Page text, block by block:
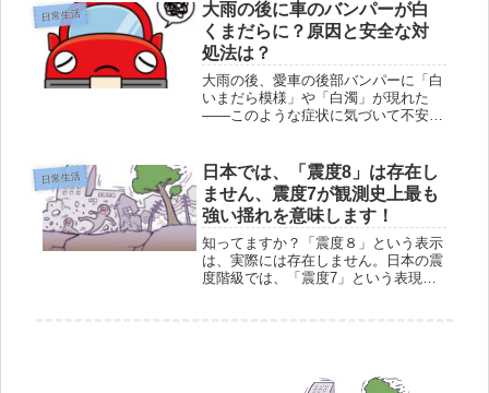
しれませんが頻度は低いです。 ヤモ
リ＝爬虫類（トカゲの仲間） イモリ
＝...
日常生活
大雨の後に車のバンパーが白
くまだらに？原因と安全な対
処法は？
大雨の後、愛車の後部バンパーに「白
いまだら模様」や「白濁」が現れた
――このような症状に気づいて不安に
合、「塗装が傷んでしまったので
は？」と心配になるものです。実際に
整備工場で...
日常生活
日本では、「震度8」は存在し
ません、震度7が観測史上最も
強い揺れを意味します！
知ってますか？「震度８」という表示
は、実際には存在しません。日本の震
度階級では、「震度7」という表現の